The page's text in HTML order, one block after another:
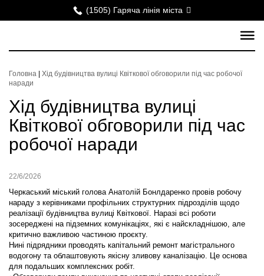
(1505) Гаряча лінія міста
Головна
Хід будівництва вулиці Квіткової обговорили під час робочої
наради
Хід будівництва вулиці
Квіткової обговорили під час
робочої наради
22/6/2026
Черкаський міський голова Анатолій Бонлдаренко провів робочу
нараду з керівниками профільних структурних підрозділів щодо
реалізації будівництва вулиці Квіткової. Наразі всі роботи
зосереджені на підземних комунікаціях, які є найскладнішою, але
критично важливою частиною проєкту.
Нині підрядники проводять капітальний ремонт магістрального
водогону та облаштовують якісну зливову каналізацію. Це основа
для подальших комплексних робіт.